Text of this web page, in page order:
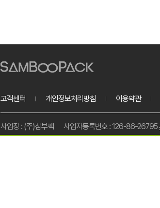
고객센터 개인정보처리방침 이용약관
사업장 : (주)삼부팩 사업자등록번호 : 126-86-26795
고객센터 : 1599-4939
팩스번호 : 0303-3449-